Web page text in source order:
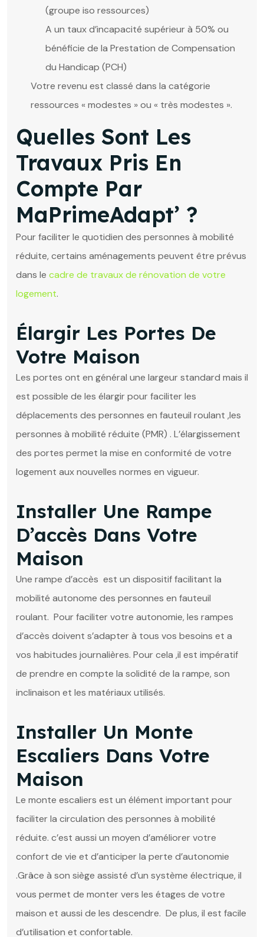
(groupe iso ressources)
A un taux d’incapacité supérieur à 50% ou
bénéficie de la Prestation de Compensation
du Handicap (PCH)
Votre revenu est classé dans la catégorie
ressources « modestes » ou « très modestes ».
Quelles Sont Les
Travaux Pris En
Compte Par
MaPrimeAdapt’ ?
Pour faciliter le quotidien des personnes à mobilité
réduite, certains aménagements peuvent être prévus
dans le cadre de travaux de rénovation de votre
logement.
Élargir Les Portes De
Votre Maison
Les portes ont en général une largeur standard mais il
est possible de les élargir pour faciliter les
déplacements des personnes en fauteuil roulant ,les
personnes à mobilité réduite (PMR) . L’élargissement
des portes permet la mise en conformité de votre
logement aux nouvelles normes en vigueur.
Installer Une Rampe
D’accès Dans Votre
Maison
Une rampe d’accès est un dispositif facilitant la
mobilité autonome des personnes en fauteuil
roulant. Pour faciliter votre autonomie, les rampes
d’accès doivent s’adapter à tous vos besoins et a
vos habitudes journalières. Pour cela ,il est impératif
de prendre en compte la solidité de la rampe, son
inclinaison et les matériaux utilisés.
Installer Un Monte
Escaliers Dans Votre
Maison
Le monte escaliers est un élément important pour
faciliter la circulation des personnes à mobilité
réduite. c’est aussi un moyen d’améliorer votre
confort de vie et d’anticiper la perte d’autonomie
.Grâce à son siège assisté d’un système électrique, il
vous permet de monter vers les étages de votre
maison et aussi de les descendre. De plus, il est facile
d’utilisation et confortable.